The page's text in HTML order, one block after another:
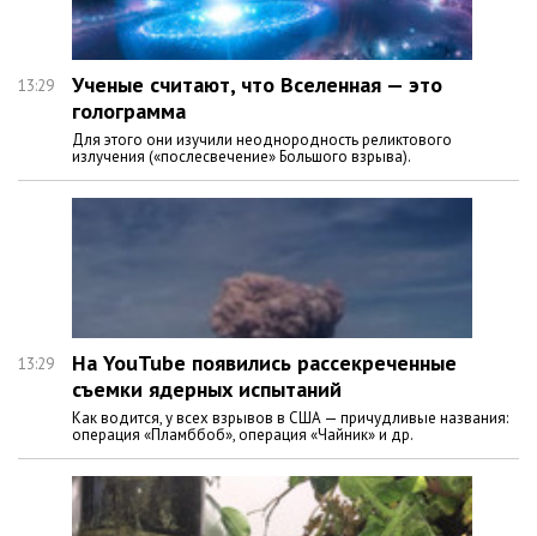
13:29
Ученые считают, что Вселенная — это
голограмма
Для этого они изучили неоднородность реликтового
излучения («послесвечение» Большого взрыва).
13:29
На YouTube появились рассекреченные
съемки ядерных испытаний
Как водится, у всех взрывов в США — причудливые названия:
операция «Пламббоб», операция «Чайник» и др.